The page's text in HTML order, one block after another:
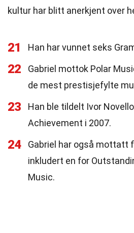
kultur har blitt anerkjent over
21 Han har vunnet seks
22
Gabriel mottok Polar
de mest prestisjefylte
23
Han ble tildelt Ivor
Achievement i 2007.
24
Gabriel har også mottatt
inkludert en for
Music.